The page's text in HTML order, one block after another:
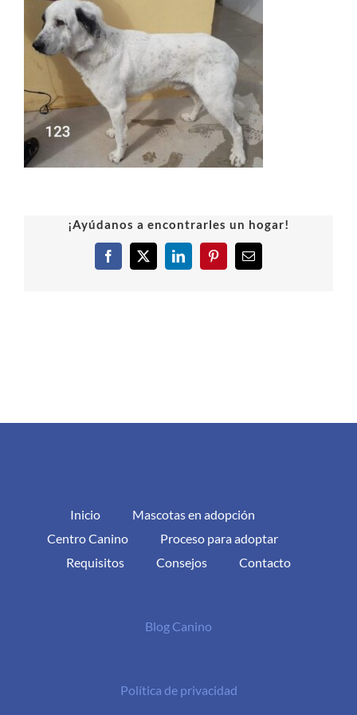
¡Ayúdanos a encontrarles un hogar!
Facebook
X LinkedInPinterestCorreo
Inicio
Mascotas en adopción
Centro Canino
Proceso para adoptar
Requisitos
Consejos Contacto
Blog Canino
Política de privacidad